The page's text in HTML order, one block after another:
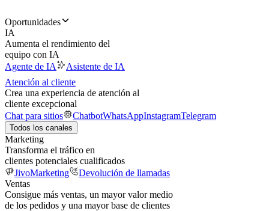
Oportunidades
IA
Aumenta el rendimiento del
equipo con IA
Agente de IA
Asistente de IA
Atención al cliente
Crea una experiencia de atención al
cliente excepcional
Chat para sitios
ChatbotWhatsAppInstagramTelegram
Todos los canales
Marketing
Transforma el tráfico en
clientes potenciales cualificados
JivoMarketing
Devolución de llamadas
Ventas
Consigue más ventas, un mayor valor medio
de los pedidos y una mayor base de clientes